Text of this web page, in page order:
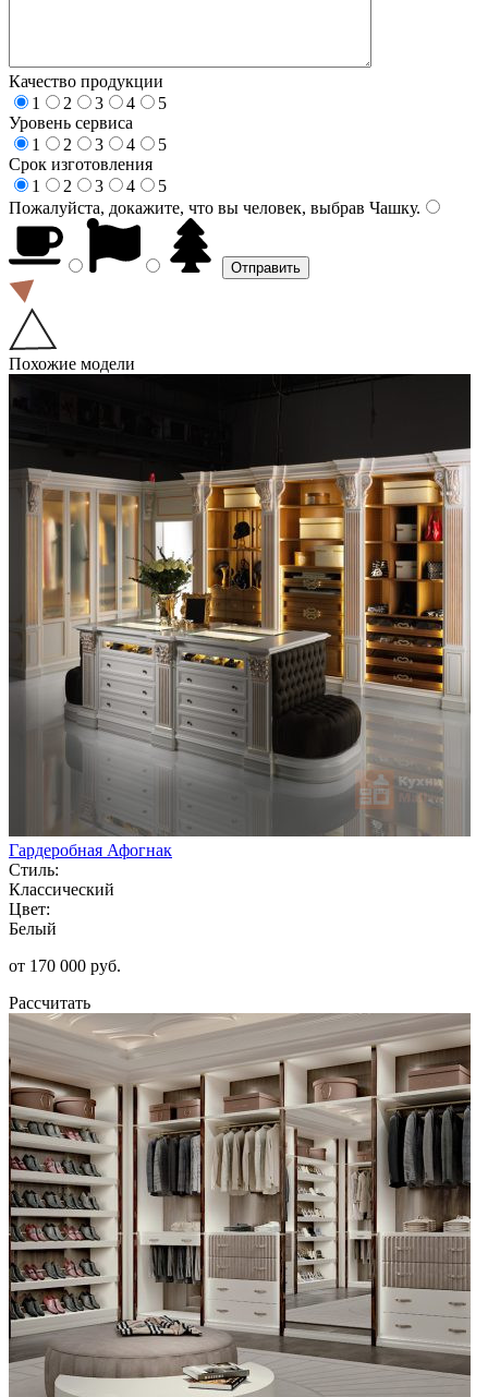
Качество продукции
1
2 3 4
5
Уровень сервиса
1
2 3 4
5
Срок изготовления
1
2 3 4
5
Пожалуйста, докажите, что вы человек, выбрав Чашку.
Похожие модели
Гардеробная Афогнак
Стиль:
Классический
Цвет:
Белый
от 170 000 руб.
Рассчитать